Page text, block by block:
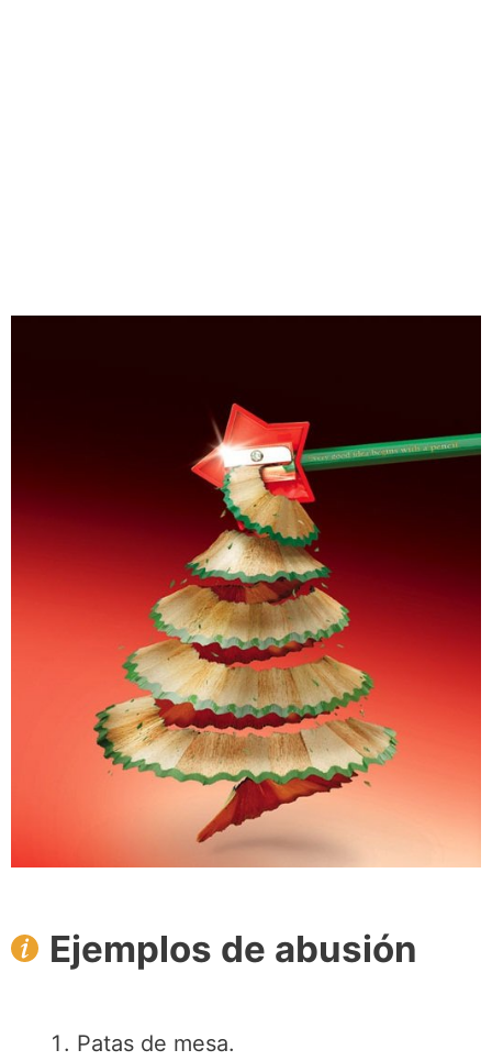
Ejemplos de abusión
Patas de mesa.